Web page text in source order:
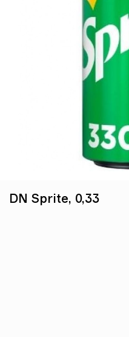
DN Sprite, 0,33